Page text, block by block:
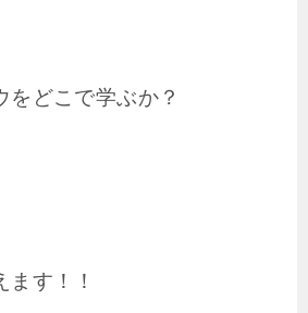
をどこで学ぶか？
す！！